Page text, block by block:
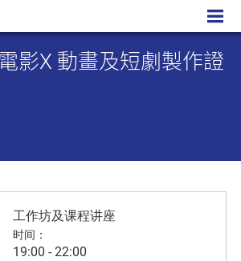
影X 動畫及短劇製作證書課程
影X 動畫及短劇製作證
工作坊及课程讲座
时间：
19:00 - 22:00